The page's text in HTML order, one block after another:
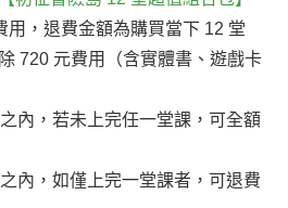
用，退費金額為購買當下 12 堂
720 元費用（含實體書、遊戲卡
內，若未上完任一堂課，可全額
內，如僅上完一堂課者，可退費